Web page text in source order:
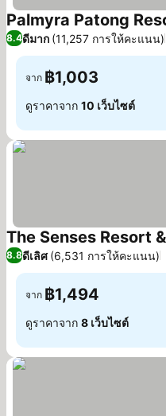
Palmyra Patong
8.4ดีมาก (11,257 การให้คะแนน)
จาก ฿1,003
ดูราคาจาก 10 เว็บไซต์
The Senses Resort
8.8ดีเลิศ (6,531 การให้คะแนน)
จาก ฿1,494
ดูราคาจาก 8 เว็บไซต์